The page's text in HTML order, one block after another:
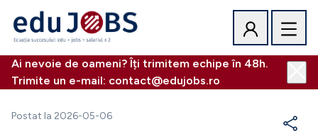
Ai nevoie de oameni? Îți trimitem echipe în 48h.
Trimite un e-mail: contact@edujobs.ro
Postat la 2026-05-06